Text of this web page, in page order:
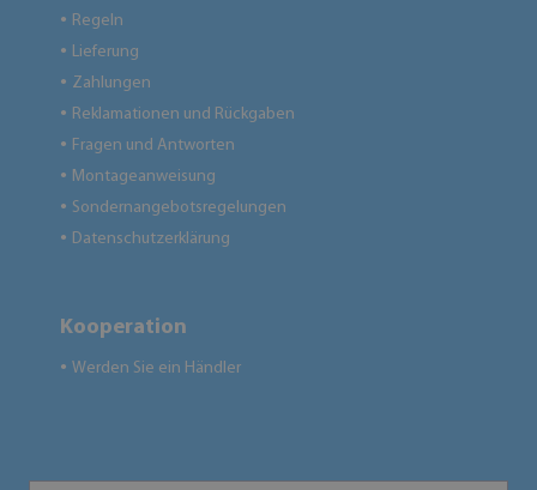
● Regeln
● Lieferung
● Zahlungen
● Reklamationen und Rückgaben
● Fragen und Antworten
● Montageanweisung
● Sondernangebotsregelungen
● Datenschutzerklärung
Kooperation
● Werden Sie ein Händler